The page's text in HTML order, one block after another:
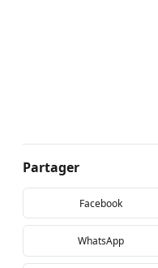
Partager
Facebook
WhatsApp